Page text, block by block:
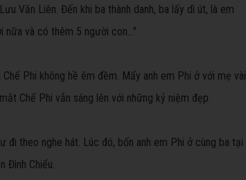
Văn Liên. Đến khi ba thành danh, ba lấy dì út, là em
nữa và có thêm 5 người con..."
Phi không hề êm đềm. Mấy anh em Phi ở với mẹ vài
Chế Phi vẫn sáng lên với những kỷ niệm đẹp.
đi theo nghe hát. Lúc đó, bốn anh em Phi ở cùng ba tại
Đình Chiểu.